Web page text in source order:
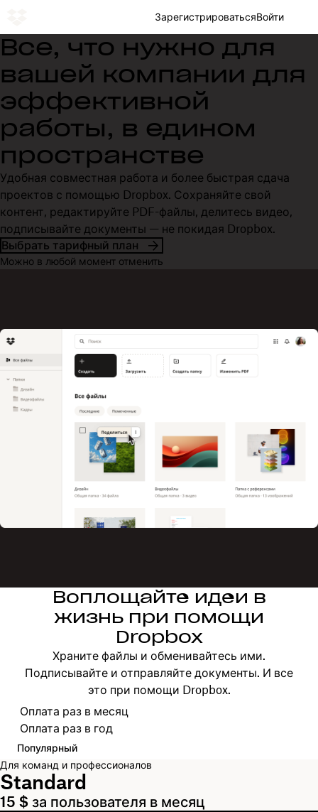
ЗарегистрироватьсяВойти
Все, что нужно для
вашей компании для
эффективной
работы, в едином
пространстве
Удобная совместная работа и более быстрая сдача
проектов с помощью Dropbox. Сохраняйте свой
контент, редактируйте PDF-файлы, делитесь видео,
подписывайте документы — не покидая Dropbox.
Выбрать тарифный план
Можно в любой момент отменить
Воплощайте идеи в
жизнь при помощи
Dropbox
Храните файлы и обменивайтесь ими.
Подписывайте и отправляйте документы. И все
это при помощи Dropbox.
Выберите платежный цикл
Оплата раз в месяц
Оплата раз в год
Популярный
Для команд и профессионалов
Standard
15 $ за пользователя в месяц